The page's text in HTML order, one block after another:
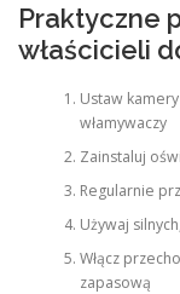
Praktyczne
właścicieli
Ustaw
włamywaczy
Zainstaluj
Regularnie
Używaj
Włącz
zapasową